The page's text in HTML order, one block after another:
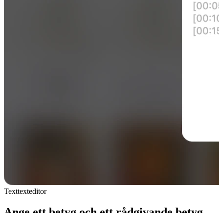
Texttexteditor